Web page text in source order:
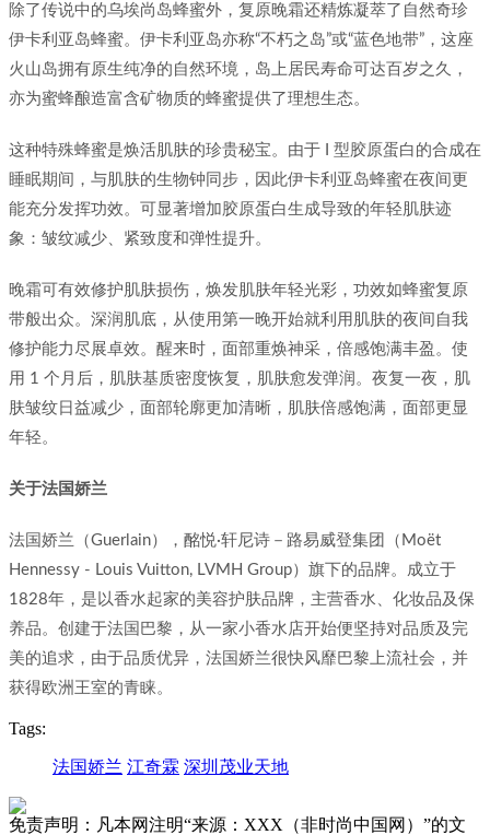
除了传说中的乌埃尚岛蜂蜜外，复原晚霜还精炼凝萃了自然奇珍
伊卡利亚岛蜂蜜。伊卡利亚岛亦称“不朽之岛”或“蓝色地带”，这座
火山岛拥有原生纯净的自然环境，岛上居民寿命可达百岁之久，
亦为蜜蜂酿造富含矿物质的蜂蜜提供了理想生态。
这种特殊蜂蜜是焕活肌肤的珍贵秘宝。由于 I 型胶原蛋白的合成在
睡眠期间，与肌肤的生物钟同步，因此伊卡利亚岛蜂蜜在夜间更
能充分发挥功效。可显著增加胶原蛋白生成导致的年轻肌肤迹
象：皱纹减少、紧致度和弹性提升。
晚霜可有效修护肌肤损伤，焕发肌肤年轻光彩，功效如蜂蜜复原
带般出众。深润肌底，从使用第一晚开始就利用肌肤的夜间自我
修护能力尽展卓效。醒来时，面部重焕神采，倍感饱满丰盈。使
用 1 个月后，肌肤基质密度恢复，肌肤愈发弹润。夜复一夜，肌
肤皱纹日益减少，面部轮廓更加清晰，肌肤倍感饱满，面部更显
年轻。
关于法国娇兰
法国娇兰（Guerlain），酩悦·轩尼诗－路易威登集团（Moët
Hennessy - Louis Vuitton, LVMH Group）旗下的品牌。成立于
1828年，是以香水起家的美容护肤品牌，主营香水、化妆品及保
养品。创建于法国巴黎，从一家小香水店开始便坚持对品质及完
美的追求，由于品质优异，法国娇兰很快风靡巴黎上流社会，并
获得欧洲王室的青睐。
Tags:
法国娇兰 江奇霖 深圳茂业天地
免责声明：凡本网注明“来源：XXX（非时尚中国网）”的文